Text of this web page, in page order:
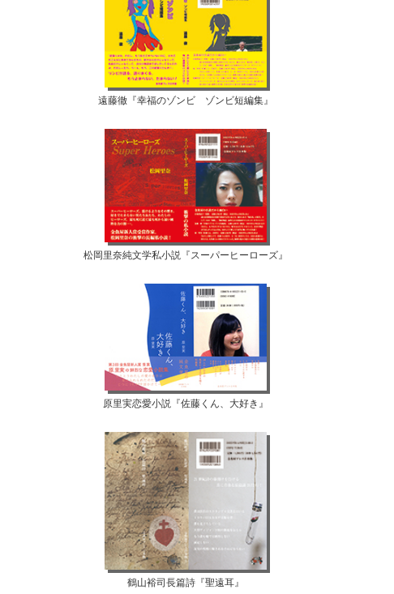
遠藤徹『幸福のゾンビ ゾンビ短編集』
松岡里奈純文学私小説『スーパーヒーローズ』
原里実恋愛小説『佐藤くん、大好き』
鶴山裕司長篇詩『聖遠耳』